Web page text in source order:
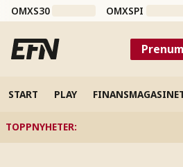
OMXS30 OMXSPI
START PLAY
TOPPNYHETER: